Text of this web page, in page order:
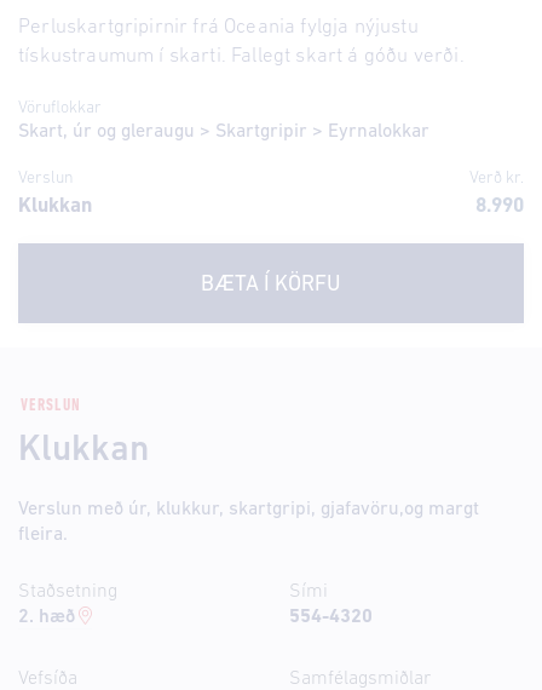
Perluskartgripirnir frá Oceania fylgja nýjustu
tískustraumum í skarti. Fallegt skart á góðu verði.
Vöruflokkar
Skart, úr og gleraugu > Skartgripir > Eyrnalokkar
Verslun Verð kr.
Klukkan 8.990
BÆTA Í KÖRFU
VERSLUN
Klukkan
Verslun með úr, klukkur, skartgripi, gjafavöru,og margt
fleira.
Staðsetning
2. hæð
Vefsíða
Sími
554-4320
Samfélagsmiðlar